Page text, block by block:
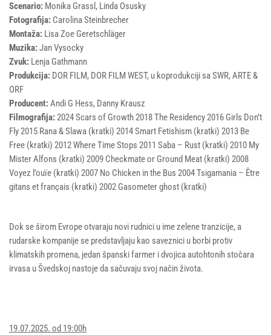
Scenario: Monika Grassl, Linda Osusky
Fotografija: Carolina Steinbrecher
Montaža: Lisa Zoe Geretschläger
Muzika:Jan Vysocky
Zvuk: Lenja Gathmann
Produkcija: DOR FILM, DOR FILM WEST, u koprodukciji sa SWR, ARTE &
ORF
Producent:Andi G Hess, Danny Krausz
Filmografija:2024 Scars of Growth 2018 The Residency 2016 Girls Don’t
Fly 2015 Rana & Slawa (kratki) 2014 Smart Fetishism (kratki) 2013 Be
Free (kratki) 2012 Where Time Stops 2011 Saba – Rust (kratki) 2010 My
Mister Alfons (kratki) 2009 Checkmate or Ground Meat (kratki) 2008
Voyez l’ouïe (kratki) 2007 No Chicken in the Bus 2004 Tsigamania – Être
gitans et français (kratki) 2002 Gasometer ghost (kratki)
Dok se širom Evrope otvaraju novi rudnici u ime zelene tranzicije, a
rudarske kompanije se predstavljaju kao saveznici u borbi protiv
klimatskih promena, jedan španski farmer i dvojica autohtonih stočara
irvasa u Švedskoj nastoje da sačuvaju svoj način života.
19.07.2025. od 19:00h